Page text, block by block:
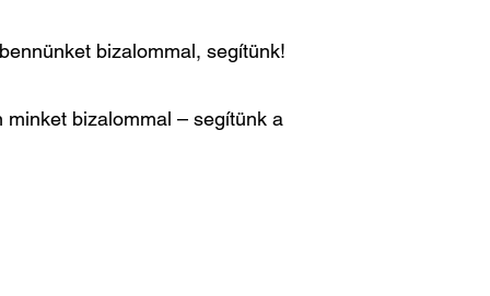
bizalommal, segítünk!
bizalommal – segítünk a